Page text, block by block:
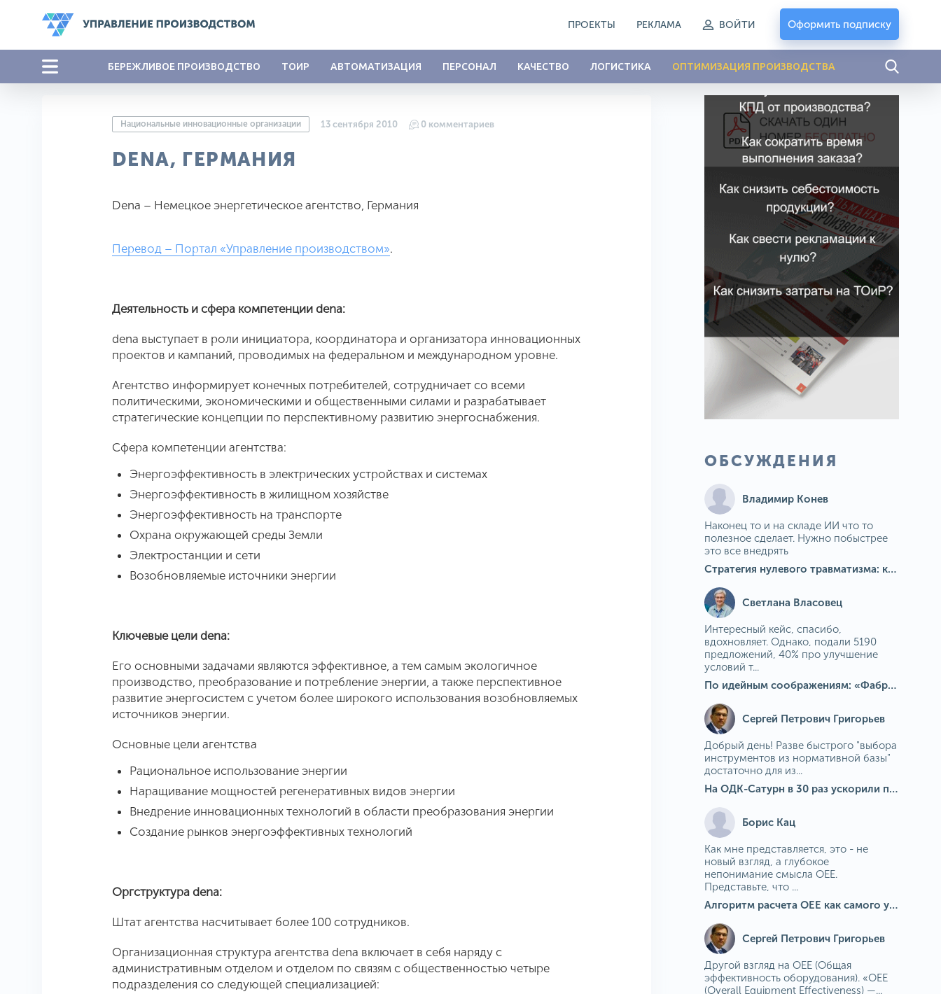
ПРОЕКТЫ РЕКЛАМА ВОЙТИ Оформить подписку
БЕРЕЖЛИВОЕ ПРОИЗВОДСТВО ТОИР АВТОМАТИЗАЦИЯ ПЕРСОНАЛ КАЧЕСТВО ЛОГИСТИКА ОПТИМИЗАЦИЯ ПРОИЗВОДСТВА
Национальные инновационные организации 13 сентября 2010 0 комментариев
DENA, ГЕРМАНИЯ
Dena – Немецкое энергетическое агентство, Германия
Перевод – Портал «Управление производством».
Деятельность и сфера компетенции dena:
dena выступает в роли инициатора, координатора и организатора инновационных
проектов и кампаний, проводимых на федеральном и международном уровне.
Агентство информирует конечных потребителей, сотрудничает со всеми
политическими, экономическими и общественными силами и разрабатывает
стратегические концепции по перспективному развитию энергоснабжения.
Сфера компетенции агентства:
Энергоэффективность в электрических устройствах и системах
Энергоэффективность в жилищном хозяйстве
Энергоэффективность на транспорте
Охрана окружающей среды Земли
Электростанции и сети
Возобновляемые источники энергии
Ключевые цели dena:
Его основными задачами являются эффективное, а тем самым экологичное
производство, преобразование и потребление энергии, а также перспективное
развитие энергосистем с учетом более широкого использования возобновляемых
источников энергии.
Основные цели агентства
Рациональное использование энергии
Наращивание мощностей регенеративных видов энергии
Внедрение инновационных технологий в области преобразования энергии
Создание рынков энергоэффективных технологий
Оргструктура dena:
Штат агентства насчитывает более 100 сотрудников.
Организационная структура агентства dena включает в себя наряду с
административным отделом и отделом по связям с общественностью четыре
подразделения со следующей специализацией:
ОБСУЖДЕНИЯ
Владимир Конев
Наконец то и на складе ИИ что то
полезное сделает. Нужно побыстрее
это все внедрять
Стратегия нулевого травматизма: как ИИ-камеры Camkord снижают риск наезда на пешехода при работе на погрузчике
Светлана Власовец
Интересный кейс, спасибо,
вдохновляет. Однако, подали 5190
предложений, 40% про улучшение
условий т...
По идейным соображениям: «Фабрика идей» на МГОКе
Сергей Петрович Григорьев
Добрый день! Разве быстрого "выбора
инструментов из нормативной базы"
достаточно для из...
На ОДК-Сатурн в 30 раз ускорили подбор средств измерения для контроля качества продукции
Борис Кац
Как мне представляется, это - не
новый взгляд, а глубокое
непонимание смысла OEE.
Представьте, что ...
Алгоритм расчета ОЕЕ как самого универсального и современного показателя эффективности оборудования в мире
Сергей Петрович Григорьев
Другой взгляд на OEE (Общая
эффективность оборудования). «OEE
(Overall Equipment Effectiveness) —...